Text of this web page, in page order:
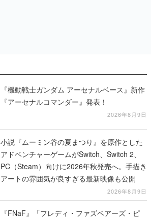
『機動戦士ガンダム アーセナルベース』新作
『アーセナルコマンダー』発表！
2026年8月9日
小説『ムーミン谷の夏まつり』を原作とした
アドベンチャーゲームがSwitch、Switch 2、
PC（Steam）向けに2026年秋発売へ。手描き
アートの雰囲気が良すぎる最新映像も公開
2026年8月9日
『FNaF』「フレディ・ファズベアーズ・ピ